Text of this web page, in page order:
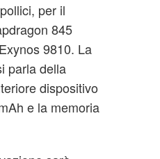
per il
845
9810. La
parla della
dispositivo
e la memoria